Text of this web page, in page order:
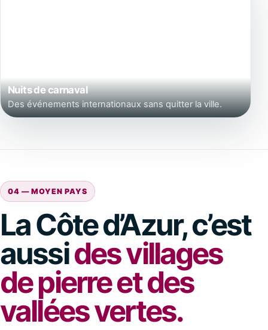
Nuits de carnaval
Des événements internationaux sans quitter la ville.
04 — MOYEN PAYS
La Côte d’Azur, c’est
aussides villages
de pierre et des
vallées vertes.